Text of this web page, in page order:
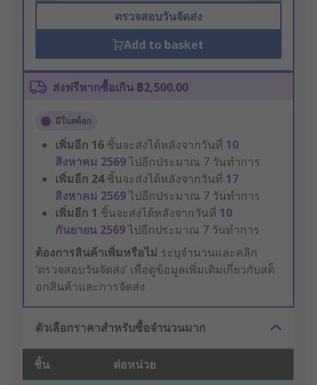
ตรวจสอบวันจัดส่ง
Add to basket
ส่งฟรีหากซื้อเกิน ฿2,500.00
มีในสต็อก
เพิ่มอีก 16 ชิ้นจะส่งได้หลังจากวันที่ 10
สิงหาคม 2569ไปอีกประมาณ 7 วันทำการ
เพิ่มอีก 24ชิ้นจะส่งได้หลังจากวันที่ 17
สิงหาคม 2569ไปอีกประมาณ 7 วันทำการ
เพิ่มอีก 1 ชิ้นจะส่งได้หลังจากวันที่ 10
กันยายน 2569ไปอีกประมาณ 7 วันทำการ
ต้องการสินค้าเพิ่มหรือไม่ ระบุจำนวนและคลิก
‘ตรวจสอบวันจัดส่ง’ เพื่อดูข้อมูลเพิ่มเติมเกี่ยวกับสต็
อกสินค้าและการจัดส่ง
ตัวเลือกราคาสำหรับซื้อจำนวนมาก
ชิ้น ต่อหน่วย